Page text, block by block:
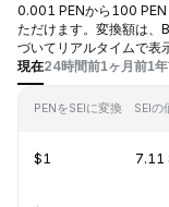
0.001 PENから100 PEN
ただけます。変換額は、
づいてリアルタイムで表
現在24時間前1ヶ月前1
PENをSEIに変換 SEIの
$1 7.11